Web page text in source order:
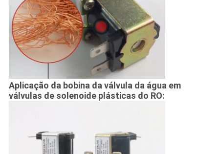
Aplicação da bobina da válvula da água em
válvulas de solenoide plásticas do RO: